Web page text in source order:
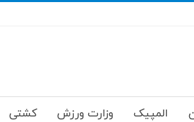
المپیک وزارت ورزش کشتی